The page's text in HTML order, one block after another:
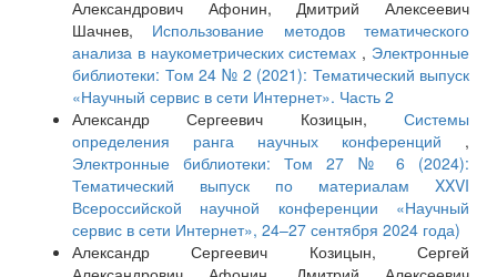
Александрович Афонин, Дмитрий Алексеевич
Шачнев, Использование методов тематического
анализа в наукометрических системах , Электронные
библиотеки: Том 24 № 2 (2021): Тематический выпуск
«Научный сервис в сети Интернет». Часть 2
Александр Сергеевич Козицын, Системы
определения ранга научных конференций ,
Электронные библиотеки: Том 27 № 6 (2024):
Тематический выпуск по материалам XXVI
Всероссийской научной конференции «Научный
сервис в сети Интернет», 24–27 сентября 2024 года)
Александр Сергеевич Козицын, Сергей